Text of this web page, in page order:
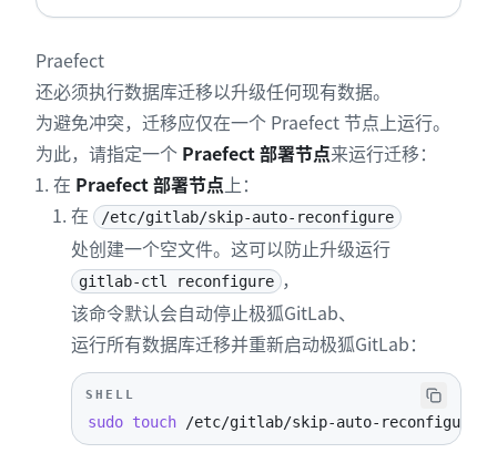
Praefect
还必须执行数据库迁移以升级任何现有数据。
为避免冲突，迁移应仅在一个 Praefect 节点上运行。
为此，请指定一个 Praefect 部署节点来运行迁移：
在 Praefect 部署节点上：
在
/etc/gitlab/skip-auto-reconfigure
处创建一个空文件。这可以防止升级运行
gitlab-ctl reconfigure
，
该命令默认会自动停止极狐GitLab、
运行所有数据库迁移并重新启动极狐GitLab：
SHELL
sudo touch /etc/gitlab/skip-auto-reconfigure